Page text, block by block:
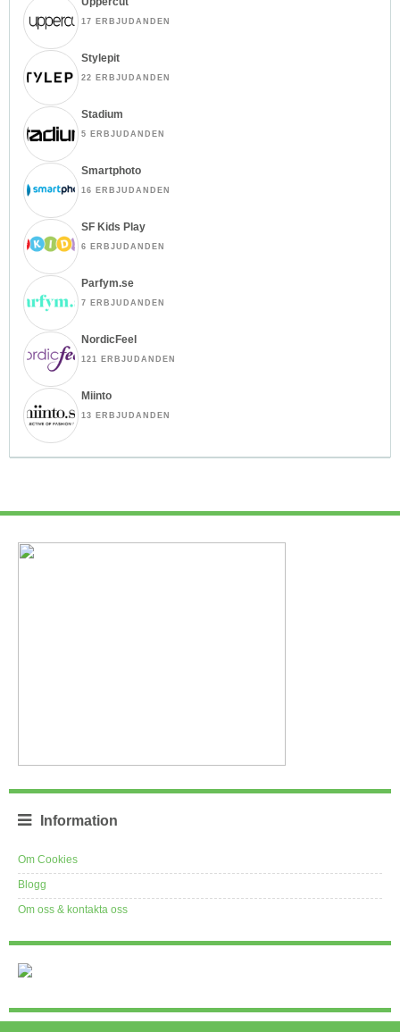
17 ERBJUDANDEN
Stylepit
22 ERBJUDANDEN
Stadium
5 ERBJUDANDEN
Smartphoto
16 ERBJUDANDEN
SF Kids Play
6 ERBJUDANDEN
Parfym.se
7 ERBJUDANDEN
NordicFeel
121 ERBJUDANDEN
Miinto
13 ERBJUDANDEN
Information
Om Cookies
Blogg
Om oss & kontakta oss